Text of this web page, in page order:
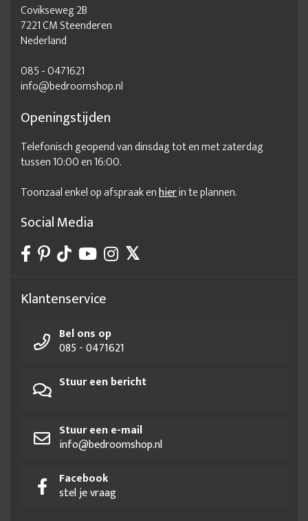
Covikseweg 2B
7221 CM Steenderen
Nederland
085 - 0471621
info@bedroomshop.nl
Openingstijden
Telefonisch geopend van dinsdag tot en met zaterdag
tussen 10:00 en 16:00.
Toonzaal enkel op afspraak enhierin te plannen.
Social Media
Klantenservice
Bel ons op
085 - 0471621
Stuur een bericht
Stuur een e-mail
info@bedroomshop.nl
Facebook
stel je vraag